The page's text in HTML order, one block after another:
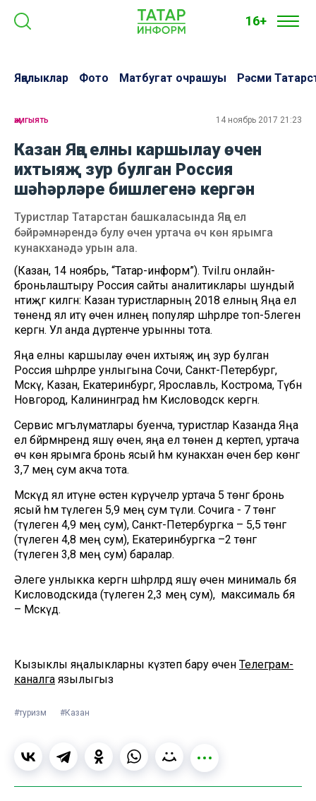
16+
Яңалыклар Фото Матбугат очрашуы Рәсми
җәмгыять 14 ноябрь 2017 21:23
Казан Яңа елны каршылау өчен
ихтыяҗ зур булган Россия
шәһәрләре бишлегенә кергән
Туристлар Татарстан башкаласында Яңа ел
бәйрәмнәрендә булу өчен уртача өч көн ярымга
кунакханәдә урын ала.
(Казан, 14 ноябрь, “Татар-информ”). Tvil.ru онлайн-
броньлаштыру Россия сайты аналитиклары шундый
нәтиҗәгә килгән: Казан туристларның 2018 елның Яңа ел
төнендә ял итү өчен илнең популяр шәһәрләре топ-5легенә
кергән. Ул анда дүртенче урынны тота.
Яңа елны каршылау өчен ихтыяҗ иң зур булган
Россия шәһәрләре унлыгына Сочи, Санкт-Петербург,
Мәскәү, Казан, Екатеринбург, Ярославль, Кострома, Түбән
Новгород, Калининград һәм Кисловодск кергән.
Сервис мәгълүматлары буенча, туристлар Казанда Яңа
ел бәйрәмнәрендә яшәү өчен, яңа ел төнен дә кертеп, уртача
өч көн ярымга бронь ясый һәм кунакханә өчен бер көнгә
3,7 мең сум акча тота.
Мәскәүдә ял итүне өстен күрүчеләр уртача 5 төнгә бронь
ясый һәм тәүлегенә 5,9 мең сум түли. Сочига - 7 төнгә
(тәүлегенә 4,9 мең сум), Санкт-Петербургка – 5,5 төнгә
(тәүлегенә 4,8 мең сум), Екатеринбургка –2 төнгә
(тәүлегенә 3,8 мең сум) баралар.
Әлеге унлыкка кергән шәһәрләрдә яшәү өчен минималь бәя
Кисловодскида (тәүлегенә 2,3 мең сум), ә максималь бәя
– Мәскәүдә.
Кызыклы яңалыкларны күзәтеп бару өчен Телеграм-
каналга язылыгыз
#туризм #Казан